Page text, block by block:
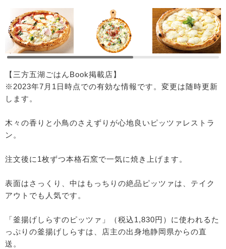
【三方五湖ごはんBook掲載店】
※2023年7月1日時点での有効な情報です。変更は随時更新
します。
木々の香りと小鳥のさえずりが心地良いピッツァレストラ
ン。
注文後に1枚ずつ本格石窯で一気に焼き上げます。
表面はさっくり、中はもっちりの絶品ピッツァは、テイク
アウトでも人気です。
「釜揚げしらすのピッツァ」（税込1,830円）に使われるた
っぷりの釜揚げしらすは、店主の出身地静岡県からの直
送。